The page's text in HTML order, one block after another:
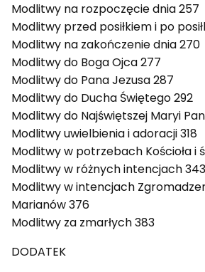
Modlitwy na rozpoczęcie dnia 257
Modlitwy przed posiłkiem i po
Modlitwy na zakończenie dnia 270
Modlitwy do Boga Ojca 277
Modlitwy do Pana Jezusa 287
Modlitwy do Ducha Świętego 292
Modlitwy do Najświętszej Maryi
Modlitwy uwielbienia i adoracji 318
Modlitwy w potrzebach Kościoła i
Modlitwy w różnych intencjach 343
Modlitwy w intencjach
Marianów 376
Modlitwy za zmarłych 383
DODATEK